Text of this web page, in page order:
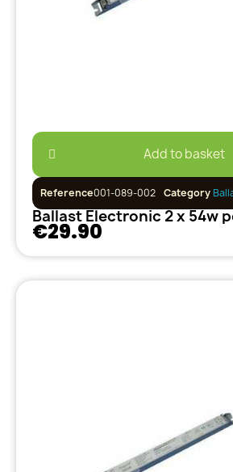
Add to basket
Reference001-089-002 Category
Ballast Electronic 2 x 54w
€29.90